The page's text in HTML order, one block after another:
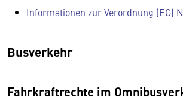
Informationen zur Verordnung (EG)
Busverkehr
Fahrkraftrechte im